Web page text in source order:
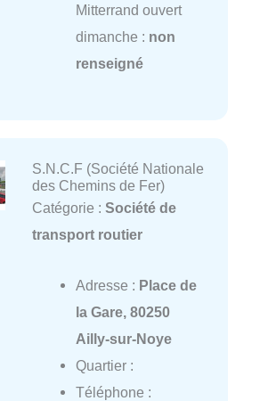
Mitterrand ouvert
dimanche : non
renseigné
S.N.C.F (Société Nationale
des Chemins de Fer)
Catégorie : Société de
transport routier
Adresse : Place de
la Gare, 80250
Ailly-sur-Noye
Quartier :
Téléphone :